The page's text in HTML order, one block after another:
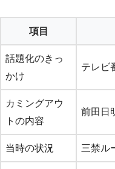
項目
話題化のきっ
かけ
テレビ
カミングアウ
トの内容
前田日
当時の状況 三禁ル